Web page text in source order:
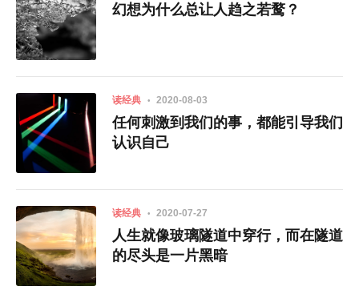
幻想为什么总让人趋之若鹜？
读经典 2020-08-03
任何刺激到我们的事，都能引导我们
认识自己
读经典 2020-07-27
人生就像玻璃隧道中穿行，而在隧道
的尽头是一片黑暗